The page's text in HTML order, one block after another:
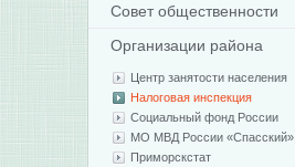
Совет общественности
Организации района
Центр занятости населения
Налоговая инспекция
Социальный фонд России
МО МВД России «Спасский»
Приморскстат